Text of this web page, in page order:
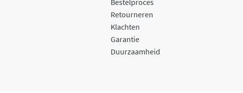
Bestelproces
Retourneren
Klachten
Garantie
Duurzaamheid